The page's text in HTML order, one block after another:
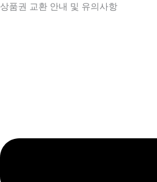
상품권 교환 안내 및 유의사항